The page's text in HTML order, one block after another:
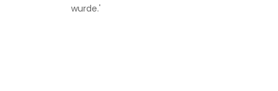
wurde.'